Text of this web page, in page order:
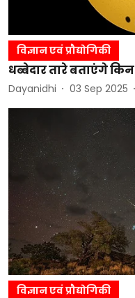
विज्ञान एवं प्रौद्योगिकी
धब्बेदार तारे बताएंगे
Dayanidhi 03 Sep 2025
विज्ञान एवं प्रौद्योगिकी